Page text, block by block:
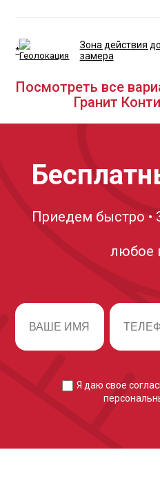
*
Зона действия
замера
Посмотреть все
Гранит
Приедем быстро •
любое
Я даю свое